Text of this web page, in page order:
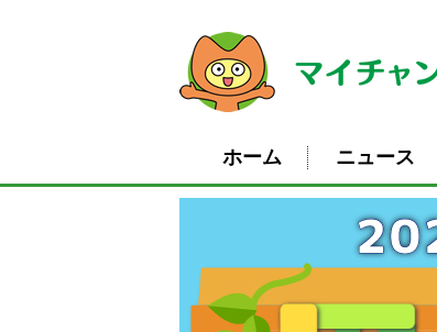
ホーム ニュース